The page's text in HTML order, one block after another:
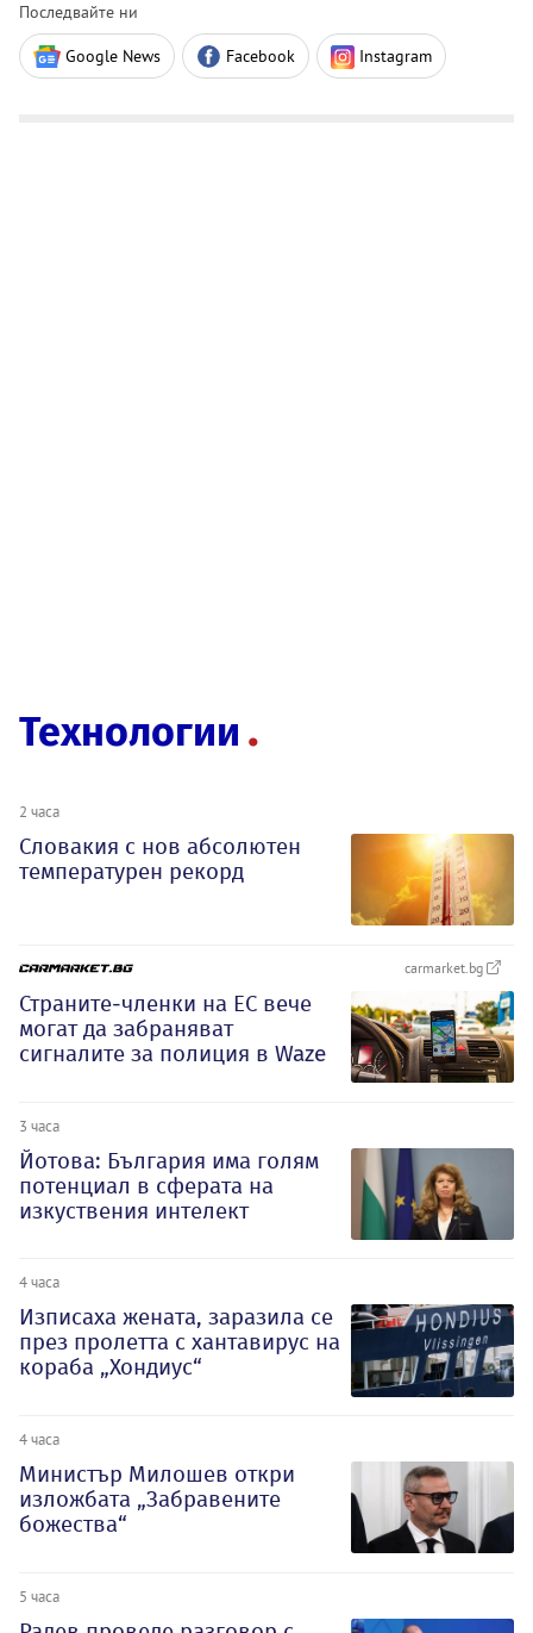
Последвайте ни
Google News Facebook Instagram
Технологии
2 часа
Словакия с нов абсолютен
температурен рекорд
carmarket.bg
Страните-членки на ЕС вече
могат да забраняват
сигналите за полиция в Waze
3 часа
Йотова: България има голям
потенциал в сферата на
изкуствения интелект
4 часа
Изписаха жената, заразила се
през пролетта с хантавирус на
кораба „Хондиус“
4 часа
Министър Милошев откри
изложбата „Забравените
божества“
5 часа